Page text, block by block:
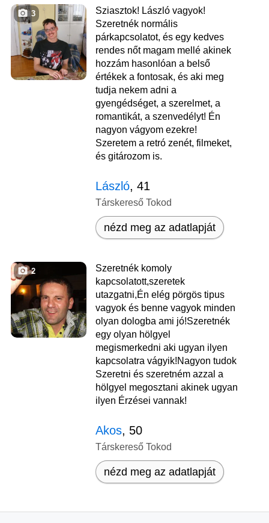
3
Sziasztok! László vagyok!
Szeretnék normális
párkapcsolatot, és egy kedves
rendes nőt magam mellé akinek
hozzám hasonlóan a belső
értékek a fontosak, és aki meg
tudja nekem adni a
gyengédséget, a szerelmet, a
romantikát, a szenvedélyt! Én
nagyon vágyom ezekre!
Szeretem a retró zenét, filmeket,
és gitározom is.
László, 41
Társkereső Tokod
nézd meg az adatlapját
2
Szeretnék komoly
kapcsolatott,szeretek
utazgatni,Én elég pörgös tipus
vagyok és benne vagyok minden
olyan dologba ami jó!Szeretnék
egy olyan hölgyel
megismerkedni aki ugyan ilyen
kapcsolatra vágyik!Nagyon tudok
Szeretni és szeretném azzal a
hölgyel megosztani akinek ugyan
ilyen Érzései vannak!
Akos, 50
Társkereső Tokod
nézd meg az adatlapját